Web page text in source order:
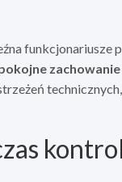
zachowanie